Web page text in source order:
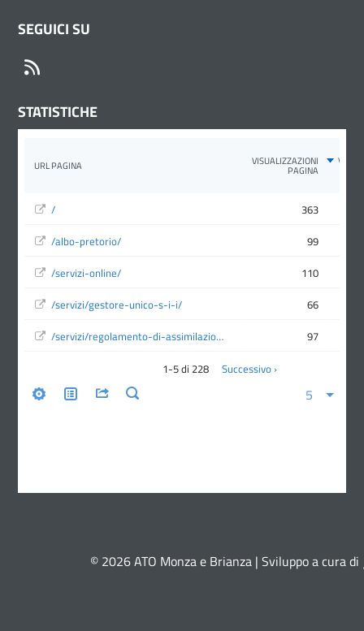
SEGUICI SU
STATISTICHE
© 2026 ATO Monza e Brianza | Sviluppo a cura di